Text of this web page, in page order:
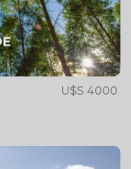
U$S 4000